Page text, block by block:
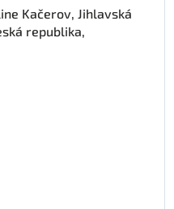
Kačerov, Jihlavská
republika,